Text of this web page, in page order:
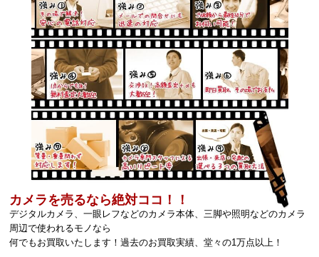
カメラを売るなら絶対ココ！！
デジタルカメラ、一眼レフなどのカメラ本体、三脚や照明などのカメラ
周辺で使われるモノなら
何でもお買取いたします！過去のお買取実績、堂々の1万点以上！